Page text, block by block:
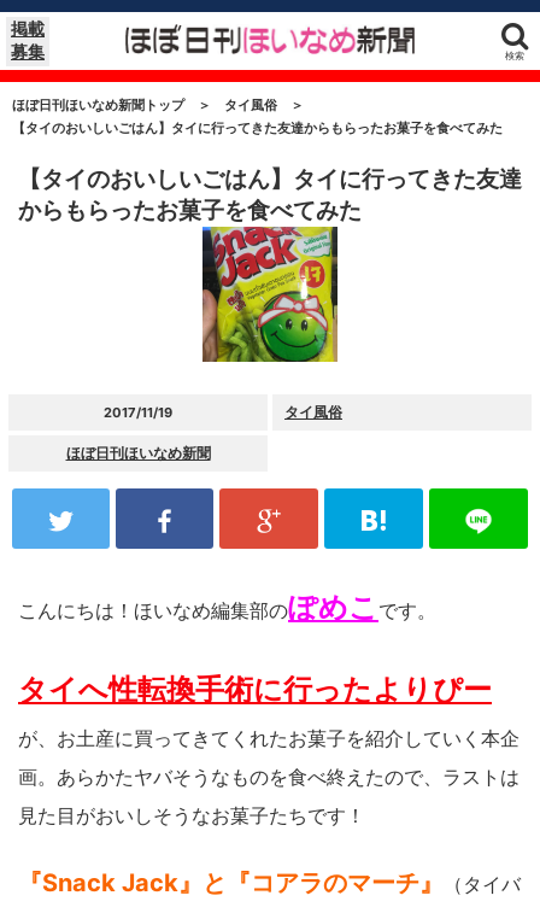
掲載
募集
検索
ほぼ日刊ほいなめ新聞トップ ＞ タイ風俗
＞
【タイのおいしいごはん】タイに行ってきた友達からもらったお菓子を食べてみた
【タイのおいしいごはん】タイに行ってきた友達
からもらったお菓子を食べてみた
2017/11/19 タイ風俗
ほぼ日刊ほいなめ新聞
こんにちは！ほいなめ編集部のぽめこ です。
タイへ性転換手術に行ったよりぴー
が、お土産に買ってきてくれたお菓子を紹介していく本企
画。あらかたヤバそうなものを食べ終えたので、ラストは
見た目がおいしそうなお菓子たちです！
『Snack Jack』と『コアラのマーチ』
（タイバ